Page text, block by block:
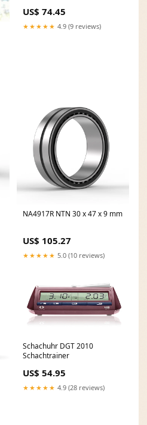
US$ 74.45
★★★★★ 4.9 (9 reviews)
NA4917R NTN 30 x 47 x 9 mm
US$ 105.27
★★★★★ 5.0 (10 reviews)
Schachuhr DGT 2010
Schachtrainer
US$ 54.95
★★★★★ 4.9 (28 reviews)